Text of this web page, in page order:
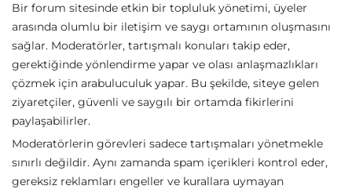
Bir forum sitesinde etkin bir topluluk yönetimi, üyeler
arasında olumlu bir iletişim ve saygı ortamının oluşmasını
sağlar. Moderatörler, tartışmalı konuları takip eder,
gerektiğinde yönlendirme yapar ve olası anlaşmazlıkları
çözmek için arabuluculuk yapar. Bu şekilde, siteye gelen
ziyaretçiler, güvenli ve saygılı bir ortamda fikirlerini
paylaşabilirler.
Moderatörlerin görevleri sadece tartışmaları yönetmekle
sınırlı değildir. Aynı zamanda spam içerikleri kontrol eder,
gereksiz reklamları engeller ve kurallara uymayan